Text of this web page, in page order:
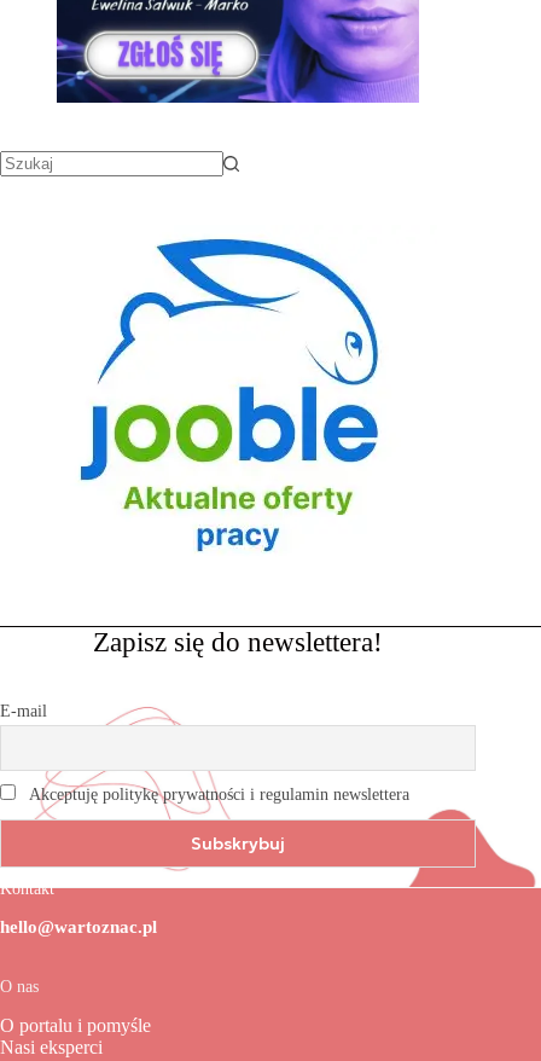
Zapisz się do newslettera!
E-mail
Akceptuję politykę prywatności i regulamin newslettera
Kontakt
hello@wartoznac.pl
O nas
O portalu i pomyśle
Nasi eksperci